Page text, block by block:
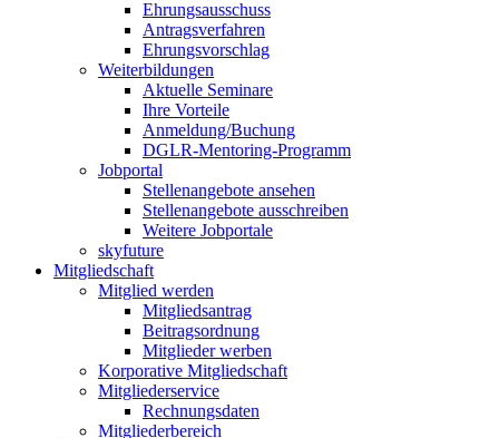
Ehrungsausschuss
Antragsverfahren
Ehrungsvorschlag
Weiterbildungen
Aktuelle Seminare
Ihre Vorteile
Anmeldung/Buchung
DGLR-Mentoring-Programm
Jobportal
Stellenangebote ansehen
Stellenangebote ausschreiben
Weitere Jobportale
skyfuture
Mitgliedschaft
Mitglied werden
Mitgliedsantrag
Beitragsordnung
Mitglieder werben
Korporative Mitgliedschaft
Mitgliederservice
Rechnungsdaten
Mitgliederbereich